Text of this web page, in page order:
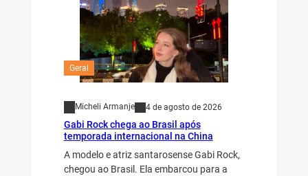
Geral
Micheli Armanje 4 de agosto de 2026
Gabi Rock chega ao Brasil após
temporada internacional na China
A modelo e atriz santarosense Gabi Rock,
chegou ao Brasil. Ela embarcou para a